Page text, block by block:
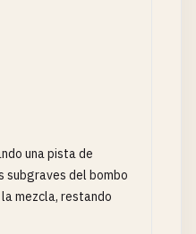
una pista de
subgraves del bombo
mezcla, restando